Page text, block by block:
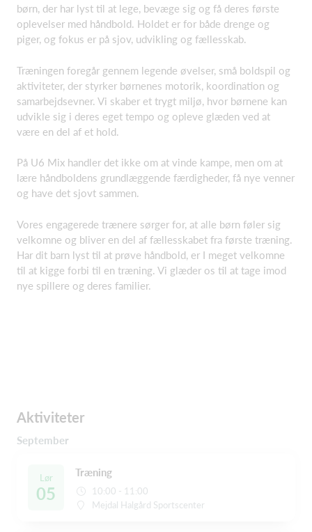
børn, der har lyst til at lege, bevæge sig og få deres første
oplevelser med håndbold. Holdet er for både drenge og
piger, og fokus er på sjov, udvikling og fællesskab.
Træningen foregår gennem legende øvelser, små boldspil og
aktiviteter, der styrker børnenes motorik, koordination og
samarbejdsevner. Vi skaber et trygt miljø, hvor børnene kan
udvikle sig i deres eget tempo og opleve glæden ved at
være en del af et hold.
På U6 Mix handler det ikke om at vinde kampe, men om at
lære håndboldens grundlæggende færdigheder, få nye venner
og have det sjovt sammen.
Vores engagerede trænere sørger for, at alle børn føler sig
velkomne og bliver en del af fællesskabet fra første træning.
Har dit barn lyst til at prøve håndbold, er I meget velkomne
til at kigge forbi til en træning. Vi glæder os til at tage imod
nye spillere og deres familier.
Aktiviteter
September
Lør
05
Træning
10:00 - 11:00
Mejdal Halgård Sportscenter